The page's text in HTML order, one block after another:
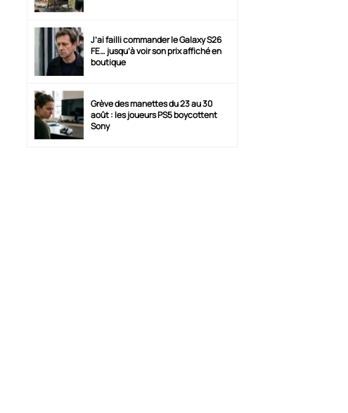
J’ai failli commander le Galaxy S26
FE… jusqu’à voir son prix affiché en
boutique
Grève des manettes du 23 au 30
août : les joueurs PS5 boycottent
Sony